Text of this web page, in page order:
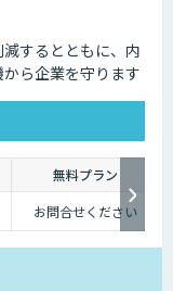
するとともに、内
ら企業を守ります
無料プラン
お問合せください